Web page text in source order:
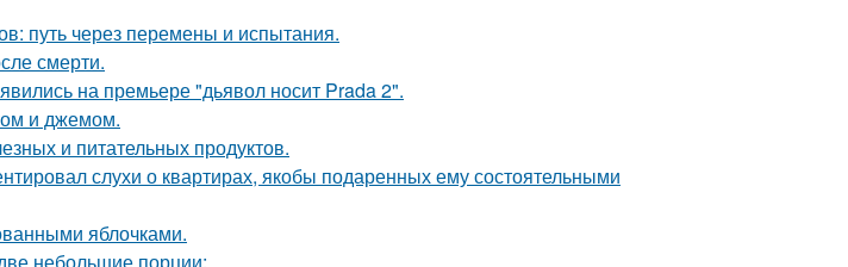
путь через перемены и испытания.
смерти.
на премьере "дьявол носит Prada 2".
и джемом.
и питательных продуктов.
слухи о квартирах, якобы подаренных ему состоятельными
яблочками.